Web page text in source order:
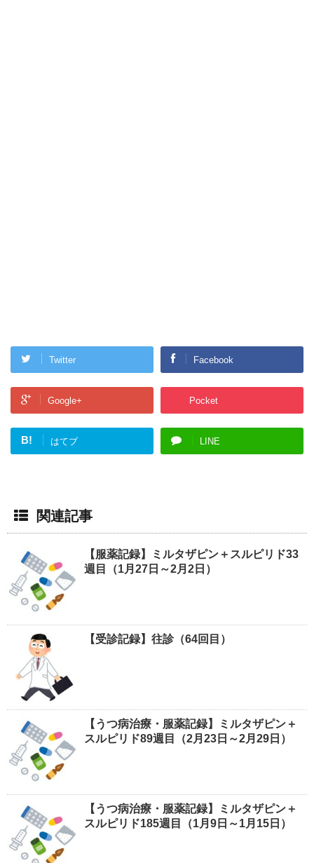
Twitter Facebook
Google+ Pocket
B! はてブ LINE
関連記事
【服薬記録】ミルタザピン＋スルピリド33
週目（1月27日～2月2日）
【受診記録】往診（64回目）
【うつ病治療・服薬記録】ミルタザピン＋
スルピリド89週目（2月23日～2月29日）
【うつ病治療・服薬記録】ミルタザピン＋
スルピリド185週目（1月9日～1月15日）